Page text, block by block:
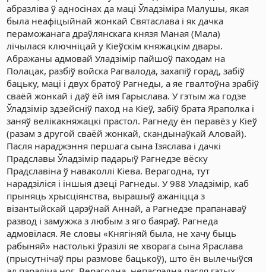
абразліва ў адносінах да маці Ўладзіміра Малушы, якая
была неафіцыйнай жонкай Святаслава і як дачка
пераможанага драўлянскага князя Маная (Мала)
лічылася ключніцай у Кіеўскім княжацкім двары.
Абражаны адмовай Уладзімір пайшоў паходам на
Полацак, разбіў войска Рагвалода, захапіў горад, забіў
бацьку, маці і двух братоў Рагнеды, а яе гвалтоўна зрабіў
сваёй жонкай і даў ёй імя Гарыслава. У гэтым жа годзе
Ўладзімір здзейсніў паход на Кіеў, забіў брата Яраполка і
заняў велікакняжацкі прастол. Рагнеду ён перавёз у Кіеў
(разам з другой сваёй жонкай, скандынаўкай Аловай).
Пасля нараджэння першага сына Ізяслава і дачкі
Прадславы Ўладзімір падарыў Рагнедзе вёску
Прадславіна ў наваколлі Кіева. Верагодна, тут
нарадзіліся і іншыя дзеці Рагнеды. У 988 Уладзімір, каб
прыняць хрысціянства, вырашыў ажаніцца з
візантыйскай царэўнай Аннай, а Рагнедзе прапанаваў
развод і замужжа з любым з яго баяраў. Рагнеда
адмовілася. Яе словы «Княгіняй была, не хачу быць
рабыняй» настолькі ўразілі яе хворага сына Яраслава
(прысутнічаў пры размове бацькоў), што ён вылечыўся